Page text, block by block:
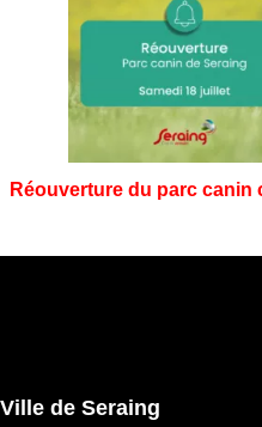
Réouverture du parc canin
Ville de Seraing